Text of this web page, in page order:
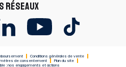
RÉSEAUX
Conditions générales de vente
de consentement
Plan du site
: nos engagements et actions